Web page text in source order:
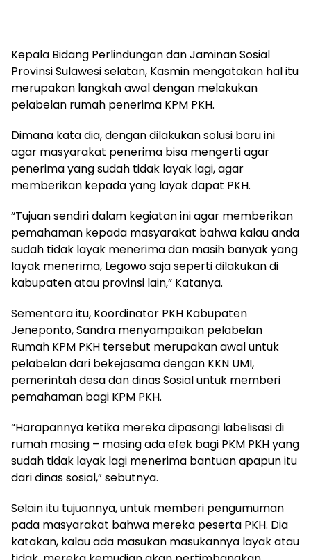
Kepala Bidang Perlindungan dan Jaminan Sosial
Provinsi Sulawesi selatan, Kasmin mengatakan hal itu
merupakan langkah awal dengan melakukan
pelabelan rumah penerima KPM PKH.
Dimana kata dia, dengan dilakukan solusi baru ini
agar masyarakat penerima bisa mengerti agar
penerima yang sudah tidak layak lagi, agar
memberikan kepada yang layak dapat PKH.
“Tujuan sendiri dalam kegiatan ini agar memberikan
pemahaman kepada masyarakat bahwa kalau anda
sudah tidak layak menerima dan masih banyak yang
layak menerima, Legowo saja seperti dilakukan di
kabupaten atau provinsi lain,” Katanya.
Sementara itu, Koordinator PKH Kabupaten
Jeneponto, Sandra menyampaikan pelabelan
Rumah KPM PKH tersebut merupakan awal untuk
pelabelan dari bekejasama dengan KKN UMI,
pemerintah desa dan dinas Sosial untuk memberi
pemahaman bagi KPM PKH.
“Harapannya ketika mereka dipasangi labelisasi di
rumah masing – masing ada efek bagi PKM PKH yang
sudah tidak layak lagi menerima bantuan apapun itu
dari dinas sosial,” sebutnya.
Selain itu tujuannya, untuk memberi pengumuman
pada masyarakat bahwa mereka peserta PKH. Dia
katakan, kalau ada masukan masukannya layak atau